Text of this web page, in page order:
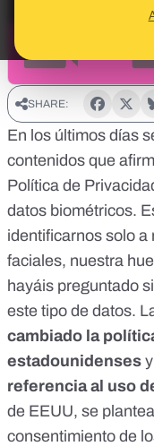
SHARE:
En los últimos días
contenidos que
Política de
datos biométricos.
identificarnos solo
faciales, nuestra
hayáis preguntado
este tipo de datos.
cambiado la
estadounidenses y
referencia al uso
de EEUU, se
consentimiento de